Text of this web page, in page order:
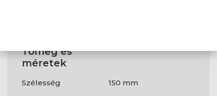
Tömeg és
méretek
Szélesség
150 mm